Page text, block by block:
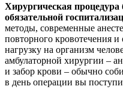
Хирургическая процедура
обязательной
методы, современные
повторного кровотечения
нагрузку на организм
амбулаторной хирургии –
и забор крови – обычно
в день операции вы